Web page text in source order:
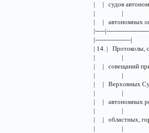
| | судов
| |
| |
|-----
|------------------|
| 14. |
| |
| |
| |
| |
| |
| |
| |
| |
| |